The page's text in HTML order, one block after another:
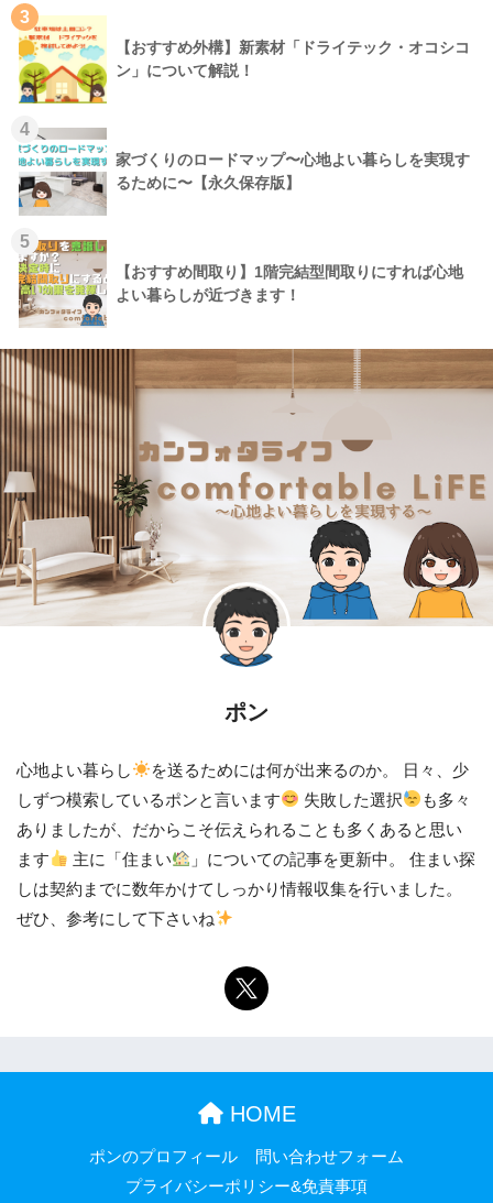
3
【おすすめ外構】新素材「ドライテック・オコシコ
ン」について解説！
4
家づくりのロードマップ〜心地よい暮らしを実現す
るために〜【永久保存版】
5
【おすすめ間取り】1階完結型間取りにすれば心地
よい暮らしが近づきます！
ポン
心地よい暮らし
を送るためには何が出来るのか。 日々、少
しずつ模索しているポンと言います
失敗した選択
も多々
ありましたが、だからこそ伝えられることも多くあると思い
ます
主に「住まい
」についての記事を更新中。 住まい探
しは契約までに数年かけてしっかり情報収集を行いました。
ぜひ、参考にして下さいね
HOME
ポンのプロフィール
問い合わせフォーム
プライバシーポリシー&免責事項